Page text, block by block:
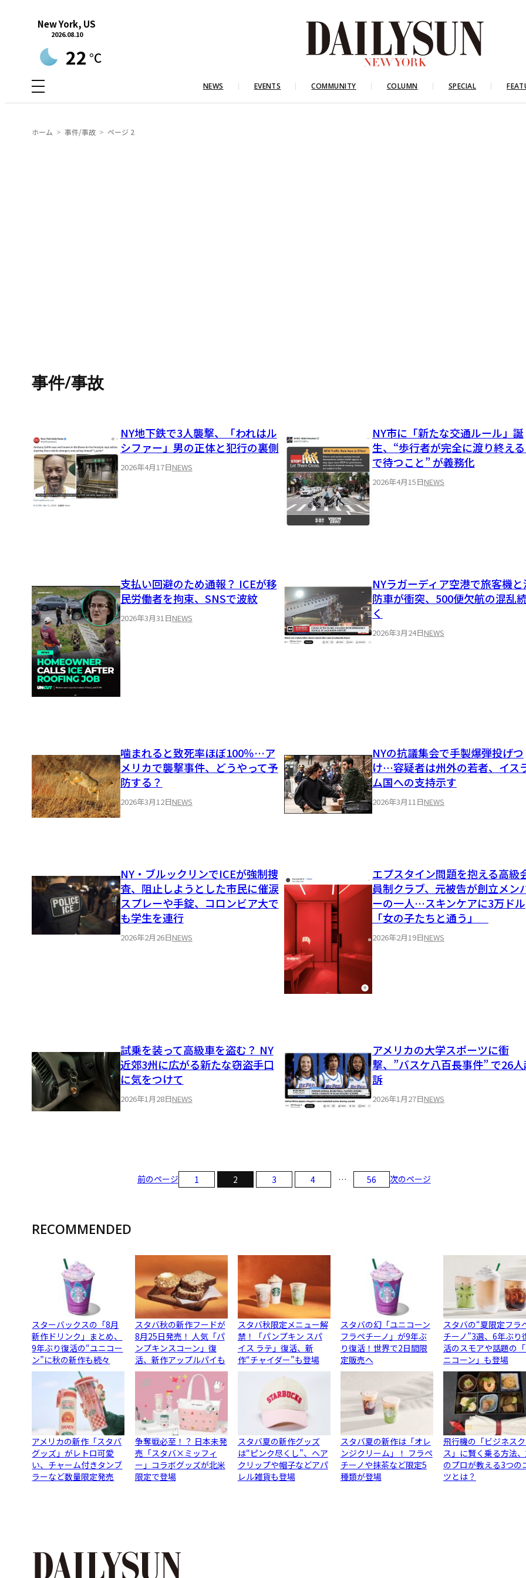
New York, US
2026.08.10
22 °C
NEWS EVENTS COMMUNITY COLUMN SPECIAL
ホーム 事件/事故 ページ 2
事件/事故
NY地下鉄で3人襲撃、「われはル
シファー」男の正体と犯行の裏側
2026年4月17日NEWS
NY市に「新たな交通ルール」誕
生、“歩行者が完全に渡り終え
で待つこと” が義務化
2026年4月15日NEWS
支払い回避のため通報？ ICEが移
民労働者を拘束、SNSで波紋
2026年3月31日NEWS
NYラガーディア空港で旅客機と
防車が衝突、500便欠航の混乱
く
2026年3月24日NEWS
噛まれると致死率ほぼ100％…ア
メリカで襲撃事件、どうやって予
防する？
2026年3月12日NEWS
NYの抗議集会で手製爆弾投げつ
け…容疑者は州外の若者、イス
ム国への支持示す
2026年3月11日NEWS
NY・ブルックリンでICEが強制捜
査、阻止しようとした市民に催涙
スプレーや手錠、コロンビア大で
も学生を連行
2026年2月26日NEWS
エプスタイン問題を抱える高級
員制クラブ、元被告が創立メン
ーの一人…スキンケアに3万ドル
「女の子たちと通う」
2026年2月19日NEWS
試乗を装って高級車を盗む？ NY
近郊3州に広がる新たな窃盗手口
に気をつけて
2026年1月28日NEWS
アメリカの大学スポーツに衝
撃、”バスケ八百長事件” で26
訴
2026年1月27日NEWS
前のページ 1 2 3 4 … 56 次のページ
RECOMMENDED
スターバックスの「8月
新作ドリンク」まとめ、
9年ぶり復活の“ユニコー
ン”に秋の新作も続々
スタバ秋の新作フードが
8月25日発売！ 人気「パ
ンプキンスコーン」復
活、新作アップルパイも
スタバ秋限定メニュー解
禁！「パンプキン スパ
イス ラテ」復活、新
作“チャイダー”も登場
スタバの幻「ユニコーン
フラペチーノ」が9年ぶ
り復活！世界で2日間限
定販売へ
スタバの“夏限定フラ
チーノ”3選、6年ぶり
活のスモアや話題の
ニコーン」も登場
アメリカの新作「スタバ
グッズ」がレトロ可愛
い、チャーム付きタンブ
ラーなど数量限定発売
争奪戦必至！？ 日本未発
売「スタバ×ミッフィ
ー」コラボグッズが北米
限定で登場
スタバ夏の新作グッズ
は“ピンク尽くし”、ヘア
クリップや帽子などアパ
レル雑貨も登場
スタバ夏の新作は「オレ
ンジクリーム」！ フラペ
チーノや抹茶など限定5
種類が登場
飛行機の「ビジネス
ス」に賢く乗る方法
のプロが教える3つの
ツとは？